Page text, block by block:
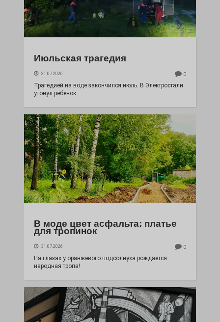
Июльская трагедия
31.07.2026 0
Трагедией на воде закончился июль. В Электростали
утонул ребёнок.
В моде цвет асфальта: платье
для тропинок
31.07.2026 0
На глазах у оранжевого подсолнуха рождается
народная тропа!